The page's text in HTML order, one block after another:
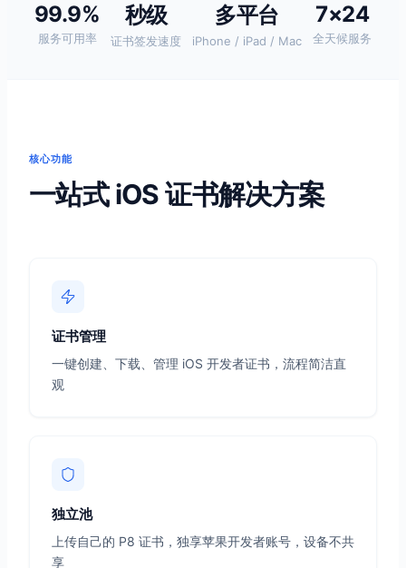
99.9%
服务可用率
秒级
证书签发速度
多平台
iPhone / iPad / Mac
7×24
全天候服务
核心功能
一站式 iOS 证书解决方案
证书管理
一键创建、下载、管理 iOS 开发者证书，流程简洁直
观
独立池
上传自己的 P8 证书，独享苹果开发者账号，设备不共
享